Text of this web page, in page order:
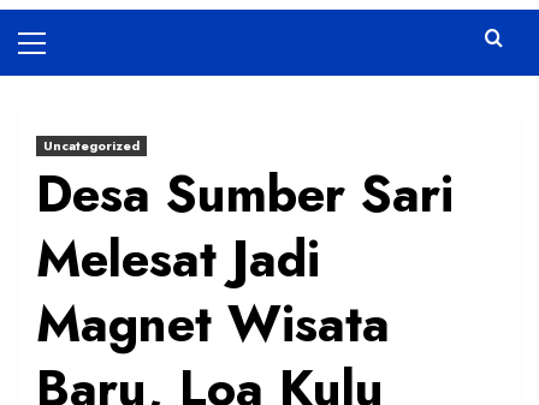
Menu
Uncategorized
Desa Sumber Sari
Melesat Jadi
Magnet Wisata
Baru, Loa Kulu